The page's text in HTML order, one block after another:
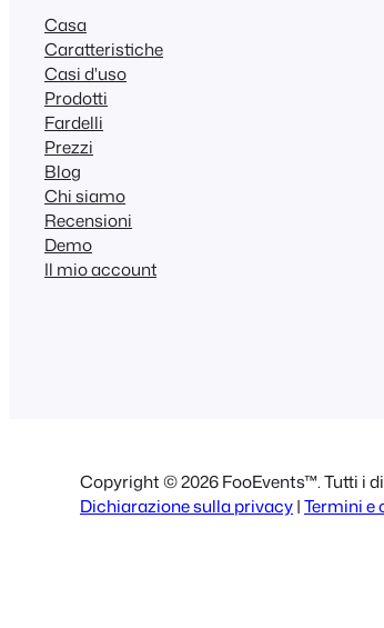
Casa
Caratteristiche
Casi d'uso
Prodotti
Fardelli
Prezzi
Blog
Chi siamo
Recensioni
Demo
Il mio account
Copyright © 2026 FooEvents™. Tutti i
Dichiarazione sulla privacy|Termini e